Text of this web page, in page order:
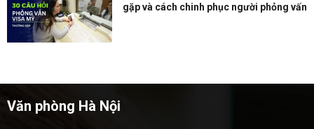
gặp và cách chinh phục người phỏng vấn
Văn phòng Hà Nội